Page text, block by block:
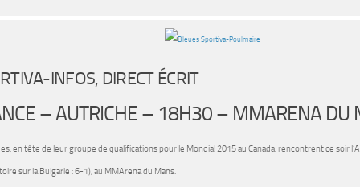
INFOS, DIRECT ÉCRIT
– AUTRICHE – 18H30 – MMARENA DU
en tête de leur groupe de qualifications pour le Mondial 2015 au Canada, rencontrent ce soir
sur la Bulgarie : 6-1), au MMArena du Mans.